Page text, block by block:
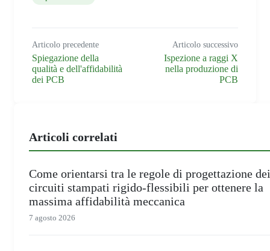
Articolo precedente
Spiegazione della
qualità e dell'affidabilità
dei PCB
Articolo successivo
Ispezione a raggi X
nella produzione di
PCB
Articoli correlati
Come orientarsi tra le regole di progettazione dei
circuiti stampati rigido-flessibili per ottenere la
massima affidabilità meccanica
7 agosto 2026